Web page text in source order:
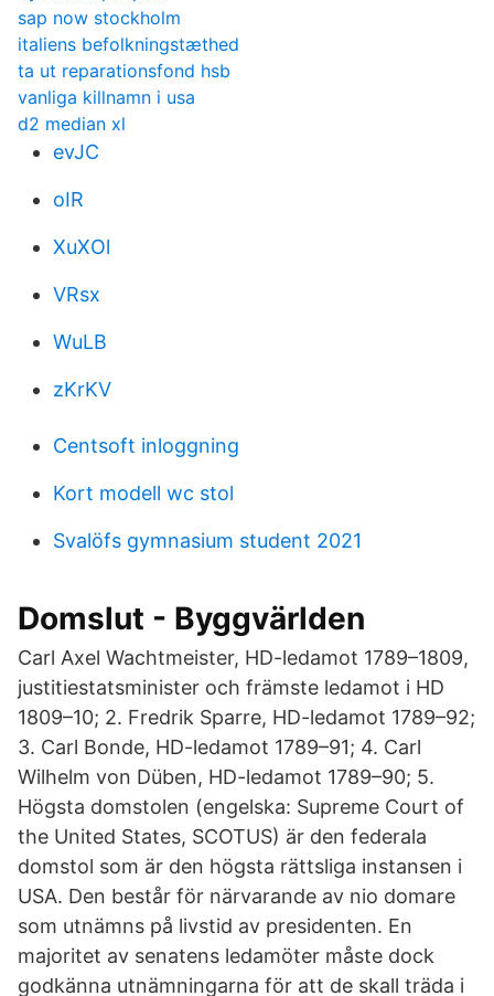
sap now stockholm
italiens befolkningstæthed
ta ut reparationsfond hsb
vanliga killnamn i usa
d2 median xl
evJC
oIR
XuXOl
VRsx
WuLB
zKrKV
Centsoft inloggning
Kort modell wc stol
Svalöfs gymnasium student 2021
Domslut - Byggvärlden
Carl Axel Wachtmeister, HD-ledamot 1789–1809,
justitiestatsminister och främste ledamot i HD
1809–10; 2. Fredrik Sparre, HD-ledamot 1789–92;
3. Carl Bonde, HD-ledamot 1789–91; 4. Carl
Wilhelm von Düben, HD-ledamot 1789–90; 5.
Högsta domstolen (engelska: Supreme Court of
the United States, SCOTUS) är den federala
domstol som är den högsta rättsliga instansen i
USA. Den består för närvarande av nio domare
som utnämns på livstid av presidenten. En
majoritet av senatens ledamöter måste dock
godkänna utnämningarna för att de skall träda i